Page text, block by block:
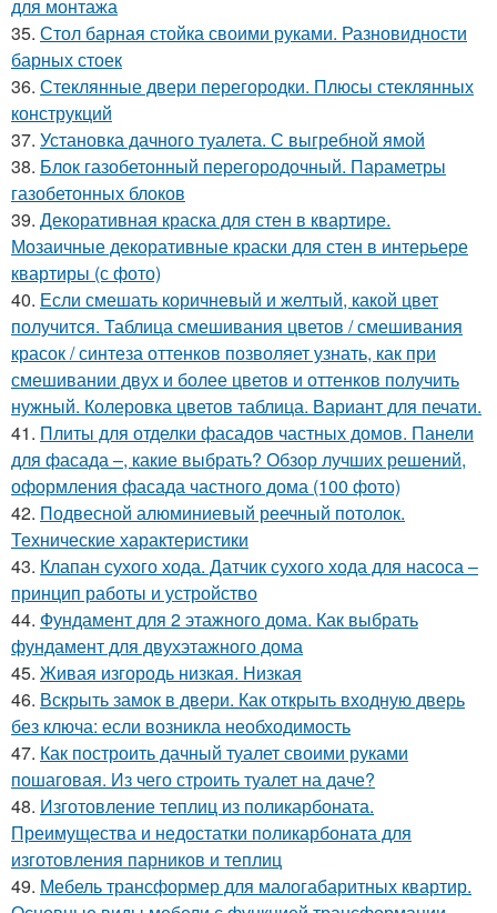
для монтажа
35. Стол барная стойка своими руками. Разновидности
барных стоек
36. Стеклянные двери перегородки. Плюсы стеклянных
конструкций
37. Установка дачного туалета. С выгребной ямой
38. Блок газобетонный перегородочный. Параметры
газобетонных блоков
39. Декоративная краска для стен в квартире.
Мозаичные декоративные краски для стен в интерьере
квартиры (с фото)
40. Если смешать коричневый и желтый, какой цвет
получится. Таблица смешивания цветов / смешивания
красок / синтеза оттенков позволяет узнать, как при
смешивании двух и более цветов и оттенков получить
нужный. Колеровка цветов таблица. Вариант для печати.
41. Плиты для отделки фасадов частных домов. Панели
для фасада –, какие выбрать? Обзор лучших решений,
оформления фасада частного дома (100 фото)
42. Подвесной алюминиевый реечный потолок.
Технические характеристики
43. Клапан сухого хода. Датчик сухого хода для насоса –
принцип работы и устройство
44. Фундамент для 2 этажного дома. Как выбрать
фундамент для двухэтажного дома
45. Живая изгородь низкая. Низкая
46. Вскрыть замок в двери. Как открыть входную дверь
без ключа: если возникла необходимость
47. Как построить дачный туалет своими руками
пошаговая. Из чего строить туалет на даче?
48. Изготовление теплиц из поликарбоната.
Преимущества и недостатки поликарбоната для
изготовления парников и теплиц
49. Мебель трансформер для малогабаритных квартир.